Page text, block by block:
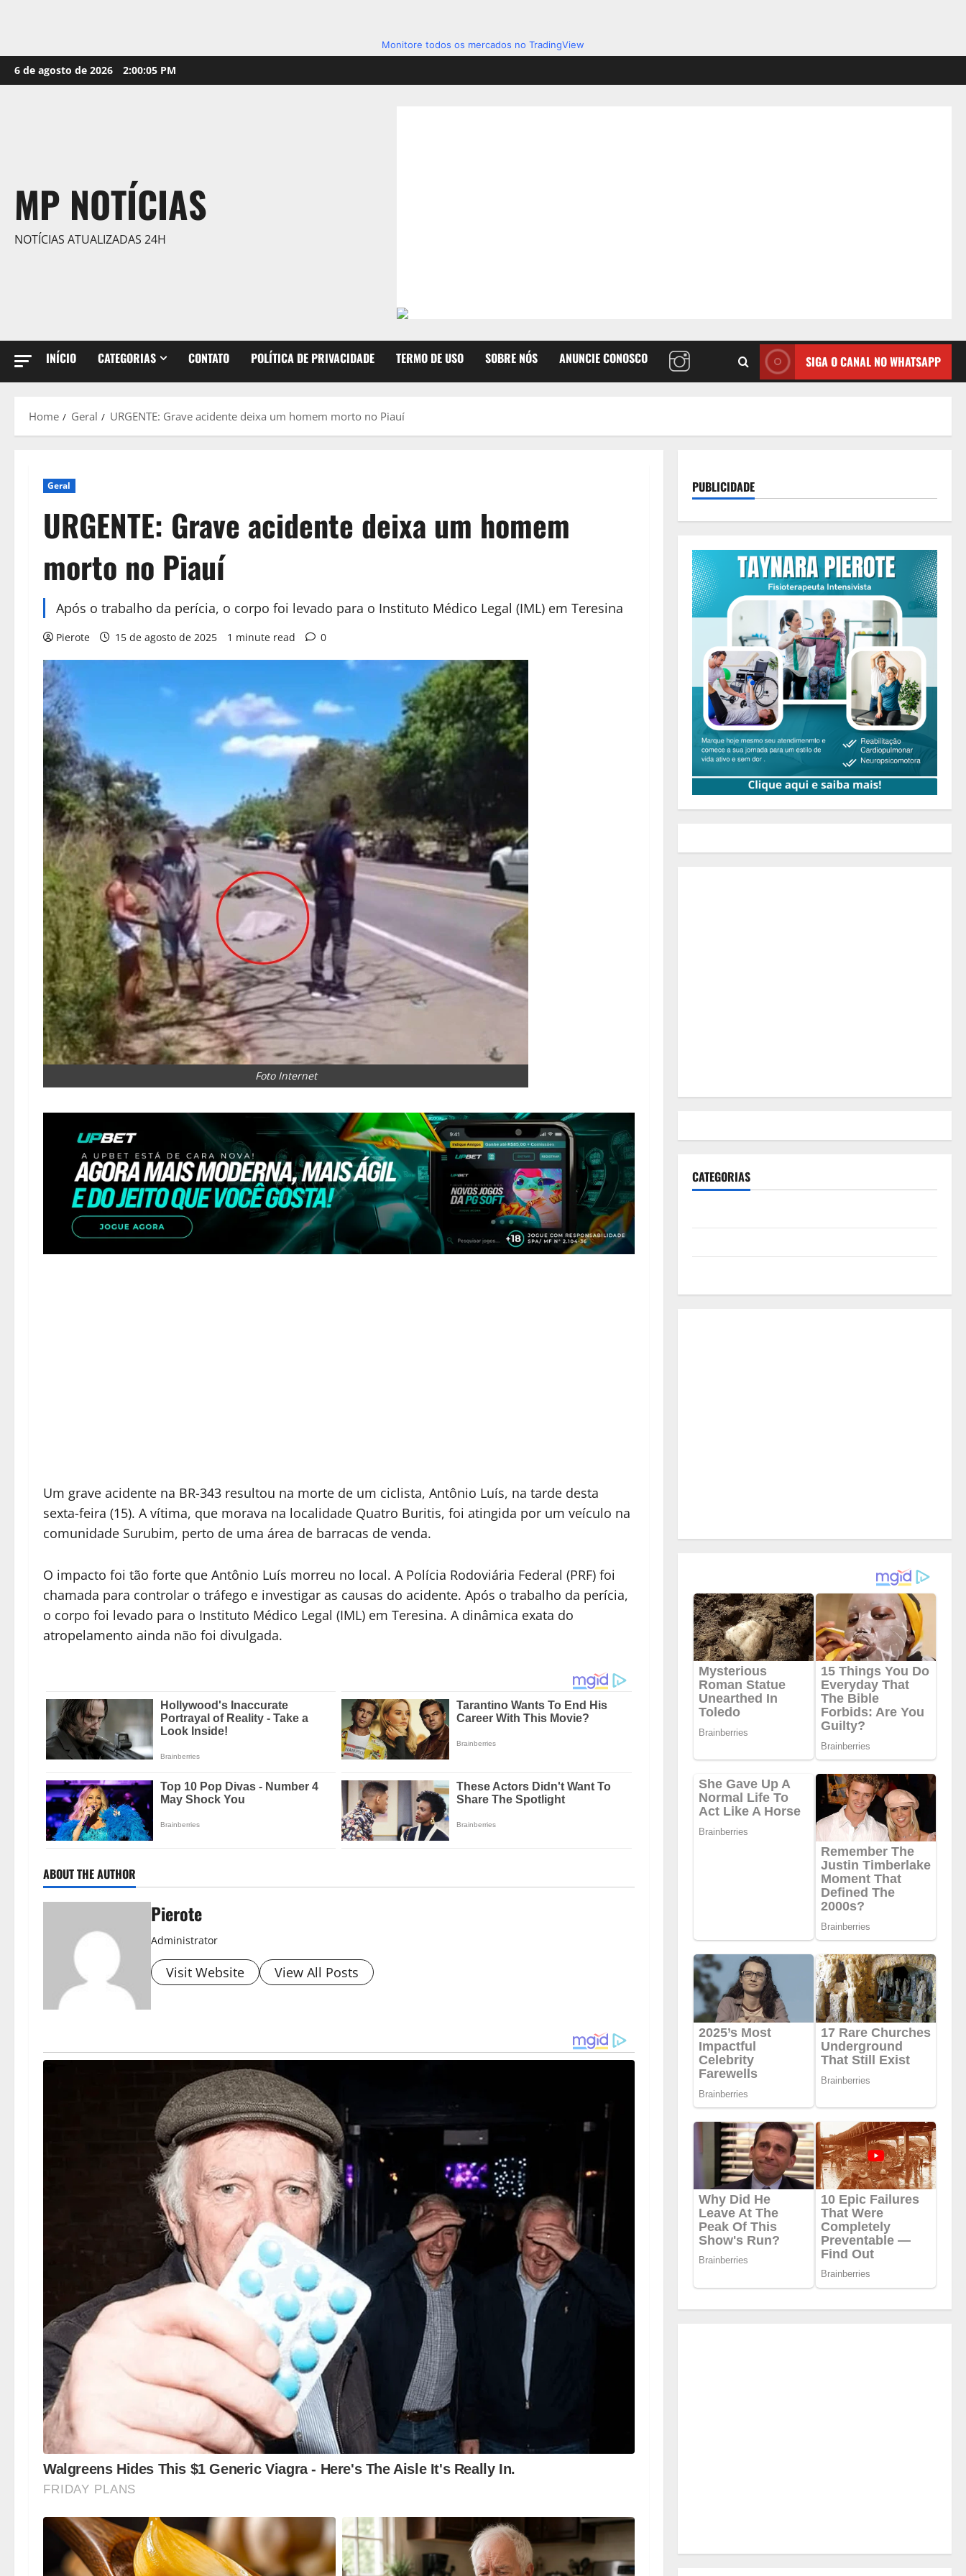
Monitore todos os mercados no TradingView
Skip
to
6 de agosto de 2026 2:00:06 PM
MP NOTÍCIAS
NOTÍCIAS ATUALIZADAS 24H
INÍCIO CATEGORIAS CONTATO POLÍTICA DE PRIVACIDADE TERMO DE USO SOBRE NÓS ANUNCIE CONOSCO SIGA O CANAL NO WHATSAPP
Home Geral URGENTE: Grave acidente deixa um homem morto no Piauí
Geral
URGENTE: Grave acidente deixa um homem
morto no Piauí
Após o trabalho da perícia, o corpo foi levado para o Instituto Médico Legal (IML) em Teresina
Pierote 15 de agosto de 2025 1 minute read 0
Foto Internet
Um grave acidente na BR-343 resultou na morte de um ciclista, Antônio Luís, na tarde desta
sexta-feira (15). A vítima, que morava na localidade Quatro Buritis, foi atingida por um veículo na
comunidade Surubim, perto de uma área de barracas de venda.
O impacto foi tão forte que Antônio Luís morreu no local. A Polícia Rodoviária Federal (PRF) foi
chamada para controlar o tráfego e investigar as causas do acidente. Após o trabalho da perícia,
o corpo foi levado para o Instituto Médico Legal (IML) em Teresina. A dinâmica exata do
atropelamento ainda não foi divulgada.
ABOUT THE AUTHOR
Pierote
Administrator
Visit Website View All Posts
PUBLICIDADE
CATEGORIAS